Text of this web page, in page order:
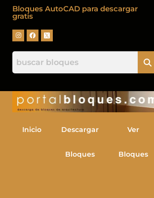
Bloques AutoCAD para descargar
gratis
Inicio Descargar
Bloques
Ver
Bloques